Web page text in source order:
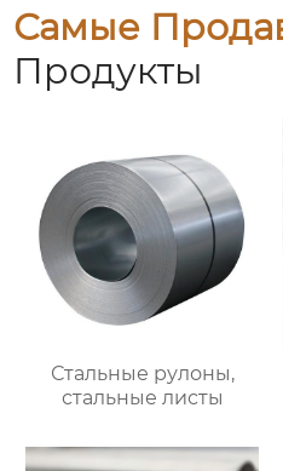
Самые
Продукты
Стальные рулоны,
стальные листы